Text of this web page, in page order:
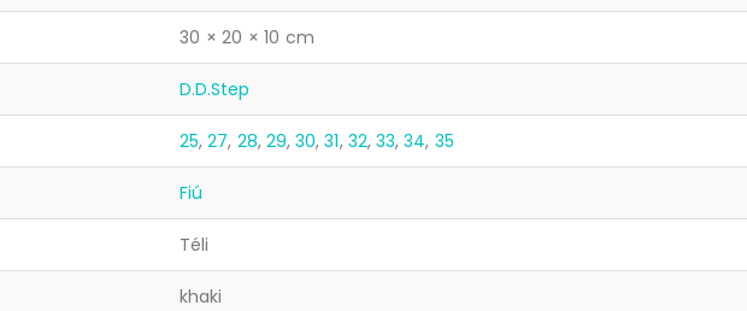
30 × 20 × 10 cm
D.D.Step
25,27, 28, 29,30,31, 32, 33,34, 35
Fiú
Téli
khaki